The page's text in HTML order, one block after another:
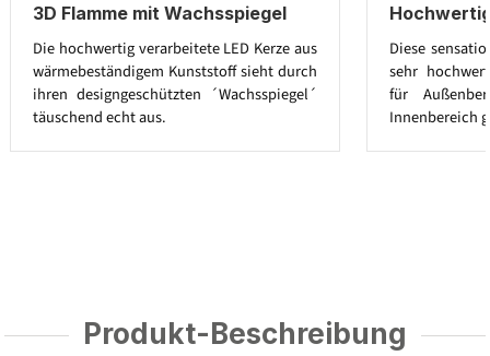
3D Flamme mit Wachsspiegel
Die hochwertig verarbeitete LED Kerze aus
wärmebeständigem Kunststoff sieht durch
ihren designgeschützten ´Wachsspiegel´
täuschend echt aus.
Diese
sehr
für
Innenbereich
Produkt-Beschreibung